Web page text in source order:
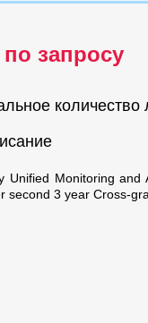
запросу
количество
Unified Monitoring
second 3 year Cross-